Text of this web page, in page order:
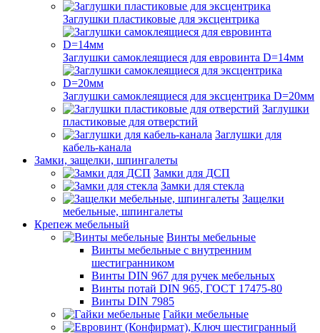
Заглушки пластиковые для эксцентрика
Заглушки самоклеящиеся для евровинта D=14мм
Заглушки самоклеящиеся для эксцентрика D=20мм
Заглушки
пластиковые для отверстий
Заглушки для
кабель-канала
Замки, защелки, шпингалеты
Замки для ДСП
Замки для стекла
Защелки
мебельные, шпингалеты
Крепеж мебельный
Винты мебельные
Винты мебельные с внутренним
шестигранником
Винты DIN 967 для ручек мебельных
Винты потай DIN 965, ГОСТ 17475-80
Винты DIN 7985
Гайки мебельные